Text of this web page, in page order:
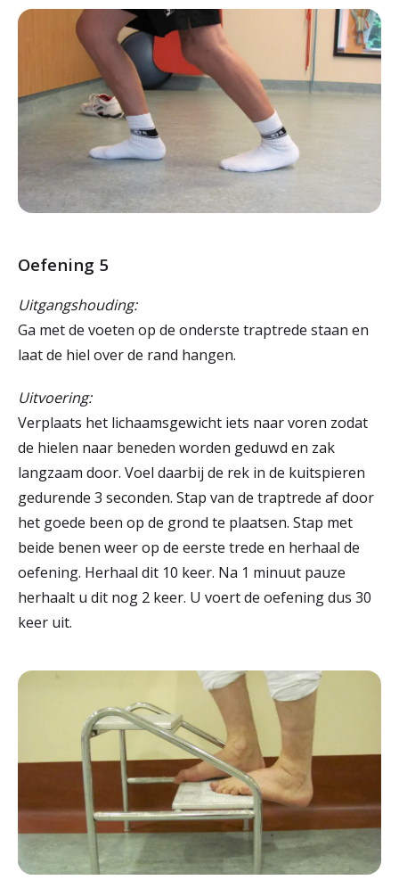
Oefening 5
Uitgangshouding:
Ga met de voeten op de onderste traptrede staan en
laat de hiel over de rand hangen.
Uitvoering:
Verplaats het lichaamsgewicht iets naar voren zodat
de hielen naar beneden worden geduwd en zak
langzaam door. Voel daarbij de rek in de kuitspieren
gedurende 3 seconden. Stap van de traptrede af door
het goede been op de grond te plaatsen. Stap met
beide benen weer op de eerste trede en herhaal de
oefening. Herhaal dit 10 keer. Na 1 minuut pauze
herhaalt u dit nog 2 keer. U voert de oefening dus 30
keer uit.